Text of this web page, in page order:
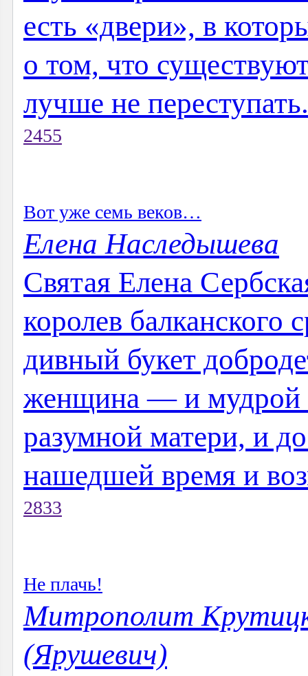
есть «двери», в
о том, что
лучше не
2455
Вот уже семь веков…
Елена Наследышева
Святая Елена
королев балканского
дивный букет
женщина — и мудрой
разумной матери, и
нашедшей время и
2833
Не плачь!
Митрополит
(Ярушевич)